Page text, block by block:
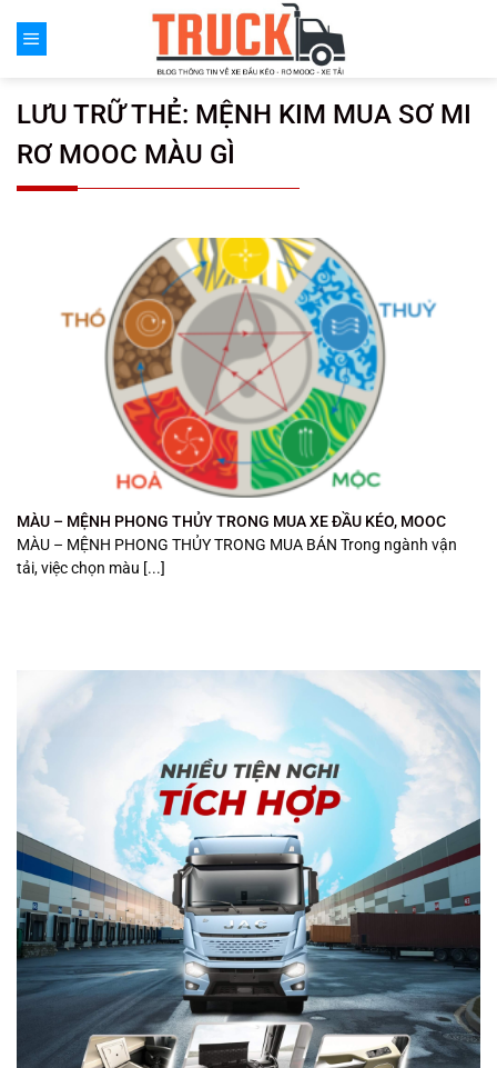
đến
LƯU TRỮ THẺ: MỆNH KIM MUA SƠ MI
RƠ MOOC MÀU GÌ
MÀU – MỆNH PHONG THỦY TRONG MUA XE ĐẦU KÉO, MOOC
MÀU – MỆNH PHONG THỦY TRONG MUA BÁN Trong ngành vận
tải, việc chọn màu [...]